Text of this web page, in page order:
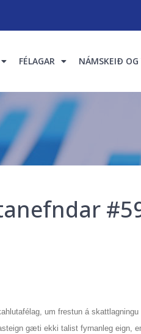
FÉLAGAR NÁMSKEIÐ
um frestun á skattlagningu
gæti ekki talist fyrnanleg eign,